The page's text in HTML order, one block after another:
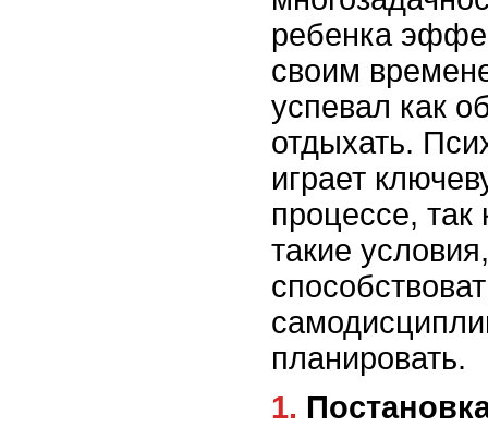
ребенка
своим
успевал как
отдыхать.
играет
процессе, так
такие
планировать.
1.